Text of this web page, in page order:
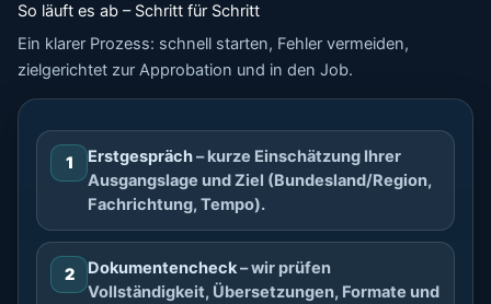
So läuft es ab – Schritt für Schritt
Ein klarer Prozess: schnell starten, Fehler vermeiden,
zielgerichtet zur Approbation und in den Job.
1 Erstgespräch– kurze Einschätzung Ihrer
Ausgangslage und Ziel (Bundesland/Region,
Fachrichtung, Tempo).
2 Dokumentencheck– wir prüfen
Vollständigkeit, Übersetzungen, Formate und